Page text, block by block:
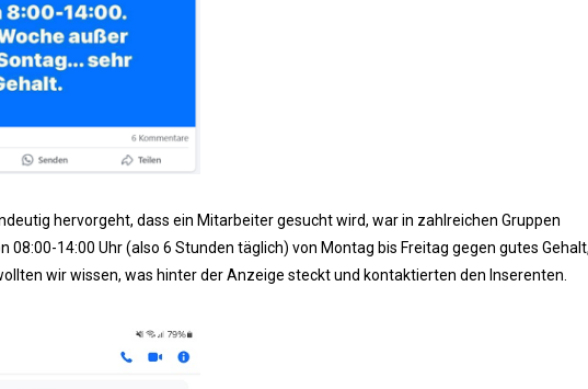
hervorgeht, dass ein Mitarbeiter gesucht wird, war in zahlreichen Gruppen
08:00-14:00 Uhr (also 6 Stunden täglich) von Montag bis Freitag gegen gutes Gehalt,
wir wissen, was hinter der Anzeige steckt und kontaktierten den Inserenten.